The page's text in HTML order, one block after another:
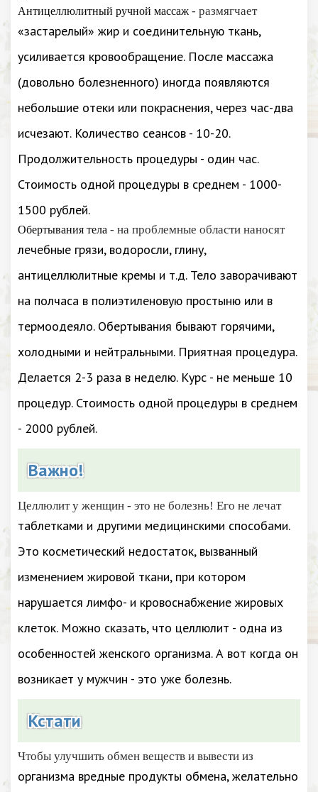
Антицеллюлитный ручной массаж - размягчает
«застарелый» жир и соединительную ткань,
усиливается кровообращение. После массажа
(довольно болезненного) иногда появляются
небольшие отеки или покраснения, через час-два
исчезают. Количество сеансов - 10-20.
Продолжительность процедуры - один час.
Стоимость одной процедуры в среднем - 1000-
1500 рублей.
Обертывания тела - на проблемные области наносят
лечебные грязи, водоросли, глину,
антицеллюлитные кремы и т.д. Тело заворачивают
на полчаса в полиэтиленовую простыню или в
термоодеяло. Обертывания бывают горячими,
холодными и нейтральными. Приятная процедура.
Делается 2-3 раза в неделю. Курс - не меньше 10
процедур. Стоимость одной процедуры в среднем
- 2000 рублей.
Важно!
Целлюлит у женщин - это не болезнь! Его не лечат
таблетками и другими медицинскими способами.
Это косметический недостаток, вызванный
изменением жировой ткани, при котором
нарушается лимфо- и кровоснабжение жировых
клеток. Можно сказать, что целлюлит - одна из
особенностей женского организма. А вот когда он
возникает у мужчин - это уже болезнь.
Кстати
Чтобы улучшить обмен веществ и вывести из
организма вредные продукты обмена, желательно